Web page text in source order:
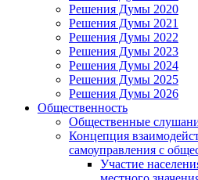
Решения Думы 2020
Решения Думы 2021
Решения Думы 2022
Решения Думы 2023
Решения Думы 2024
Решения Думы 2025
Решения Думы 2026
Общественность
Общественные
Концепция
самоуправления с
Участие